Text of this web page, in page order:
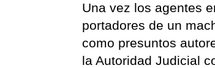
Una vez los agentes
portadores de un
como presuntos
la Autoridad Judicial